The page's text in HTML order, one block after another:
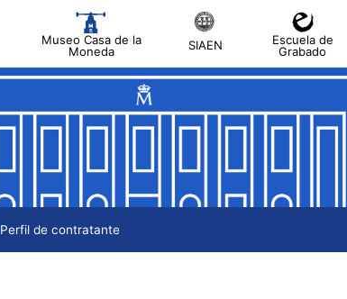
Museo Casa de la
Moneda
SIAEN
Escuela de
Grabado
Perfil de contratante